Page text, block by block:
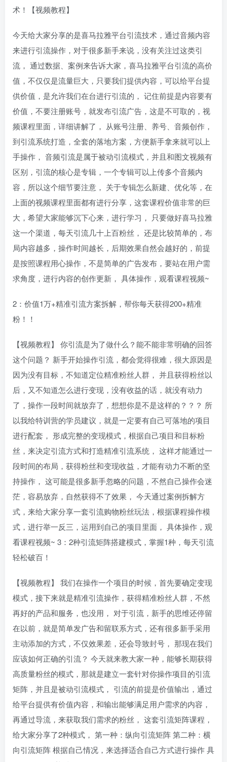
术！【视频教程】
今天给大家分享的是喜马拉雅平台引流技术，通过音频内容
来进行引流操作，对于很多新手来说，没有关注过这类引
流， 通过数据、案例来告诉大家，喜马拉雅平台引流的高价
值，不仅仅是流量巨大，只要我们提供内容，可以给平台提
供价值，是允许我们在台进行引流的， 记住前提是内容要有
价值，不要注册账号，就发布引流广告，这是不可取的，视
频课程里面，详细讲解了， 从账号注册、养号、音频创作，
到引流系统打造，全套的落地方案，方便新手拿来就可以上
手操作， 音频引流是属于被动引流模式，并且和图文视频有
区别，引流的核心是专辑，一个专辑可以上传多个音频内
容，所以这个细节要注意， 关于专辑怎么新建、优化等，在
上面的视频课程里面都有进行分享，这套课程价值非常的巨
大，希望大家能够沉下心来，进行学习， 只要做好喜马拉雅
这一个渠道，每天引流几十上百粉丝， 还是比较简单的，布
局内容越多，操作时间越长，后期效果自然会越好的，前提
是按照课程用心操作，不是简单的广告发布，要站在用户需
求角度，进行内容的创作更新， 具体操作，观看课程视频~
2：价值1万+精准引流方案拆解，帮你每天获得200+精准
粉！！
【视频教程】 你引流是为了做什么？能不能非常明确的回答
这个问题？ 新手开始操作引流，都会觉得很难，很大原因是
因为没有目标，不知道定位精准粉丝人群， 并且获得粉丝以
后，又不知道怎么进行变现，没有收益的话，就没有动力
了，操作一段时间就放弃了，想想你是不是这样的？？？ 所
以我给特训营的学员建议，就是一定要有自己可落地的项目
进行配套， 形成完整的变现模式，根据自己项目和目标粉
丝，来决定引流方式和打造精准引流系统， 这样才能通过一
段时间的布局，获得粉丝和变现收益，才能有动力不断的坚
持操作， 这可能是很多新手忽略的问题，不然自己操作会迷
茫，容易放弃，自然获得不了效果， 今天通过案例拆解方
式，来给大家分享一套引流购物粉丝玩法，根据课程操作模
式，进行举一反三，运用到自己的项目里面， 具体操作，观
看课程视频~ 3：2种引流矩阵搭建模式，掌握1种，每天引流
轻松破百！
【视频教程】 我们在操作一个项目的时候，首先要确定变现
模式，接下来就是精准引流操作，获得精准粉丝人群，不然
再好的产品和服务，也没用， 对于引流，新手的思维还停留
在以前，就是简单发广告和留联系方式，还有很多新手采用
主动添加的方式，不仅效果差，还会导致封号， 那现在我们
应该如何正确的引流？ 今天就来教大家一种，能够长期获得
高质量粉丝的模式，那就是建立一套针对你操作项目的引流
矩阵，并且是被动引流模式， 引流的前提是价值输出，通过
给平台提供有价值内容，和输出能够满足用户需求的内容，
再通过导流，来获取我们需求的粉丝， 这套引流矩阵课程，
给大家分享了2种模式， 第一种：纵向引流矩阵 第二种：横
向引流矩阵 根据自己情况，来选择适合自己方式进行操作 具